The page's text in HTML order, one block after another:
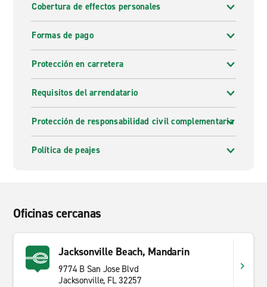
Cobertura de effectos personales
Formas de pago
Protección en carretera
Requisitos del arrendatario
Protección de responsabilidad civil complementaria
Política de peajes
Oficinas cercanas
Jacksonville Beach, Mandarin
9774 B San Jose Blvd
Jacksonville, FL 32257